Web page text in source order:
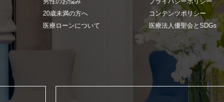
20歳未満の方へ
医療ローンについて
コンテンツポリシー
医療法人優聖会とSDGs